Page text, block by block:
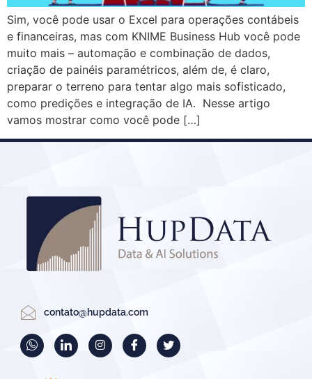
Sim, você pode usar o Excel para operações contábeis
e financeiras, mas com KNIME Business Hub você pode
muito mais – automação e combinação de dados,
criação de painéis paramétricos, além de, é claro,
preparar o terreno para tentar algo mais sofisticado,
como predições e integração de IA. Nesse artigo
vamos mostrar como você pode […]
contato@hupdata.com